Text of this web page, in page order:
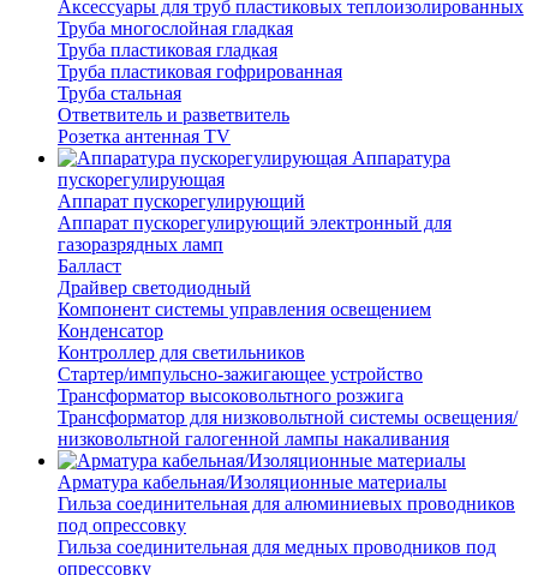
Аксессуары для труб пластиковых теплоизолированных
Труба многослойная гладкая
Труба пластиковая гладкая
Труба пластиковая гофрированная
Труба стальная
Ответвитель и разветвитель
Розетка антенная TV
Аппаратура
пускорегулирующая
Аппарат пускорегулирующий
Аппарат пускорегулирующий электронный для
газоразрядных ламп
Балласт
Драйвер светодиодный
Компонент системы управления освещением
Конденсатор
Контроллер для светильников
Стартер/импульсно-зажигающее устройство
Трансформатор высоковольтного розжига
Трансформатор для низковольтной системы освещения/
низковольтной галогенной лампы накаливания
Арматура кабельная/Изоляционные материалы
Гильза соединительная для алюминиевых проводников
под опрессовку
Гильза соединительная для медных проводников под
опрессовку